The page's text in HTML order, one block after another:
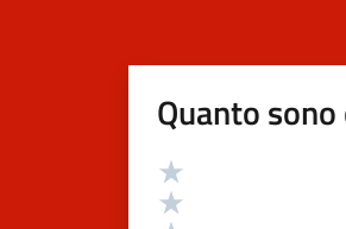
Quanto
Valutazione